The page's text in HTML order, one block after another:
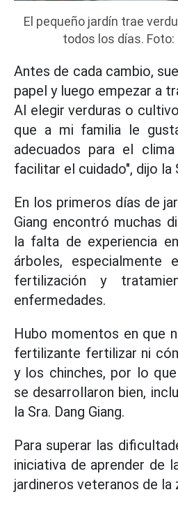
El pequeño jardín trae
todos los días. Foto:
Antes de cada cambio,
papel y luego empezar a
Al elegir verduras o
que a mi familia le
adecuados para el
facilitar el cuidado", dijo la
En los primeros días de
Giang encontró muchas
la falta de experiencia
árboles, especialmente
fertilización y
enfermedades.
Hubo momentos en que
fertilizante fertilizar ni
y los chinches, por lo
se desarrollaron bien,
la Sra. Dang Giang.
Para superar las
iniciativa de aprender de
jardineros veteranos de la